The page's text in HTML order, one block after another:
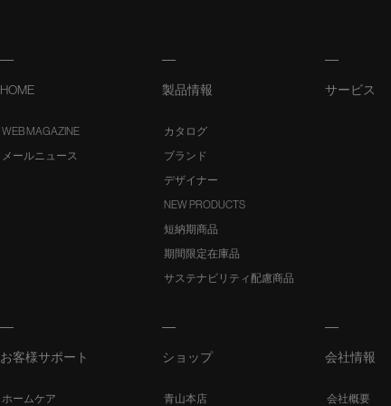
HOME
WEB MAGAZINE
メールニュース
製品情報
カタログ
ブランド
デザイナー
NEW PRODUCTS
短納期商品
期間限定在庫品
サステナビリティ配慮商品
サービス
お客様サポート
ホームケア
ショップ
青山本店
会社情報
会社概要